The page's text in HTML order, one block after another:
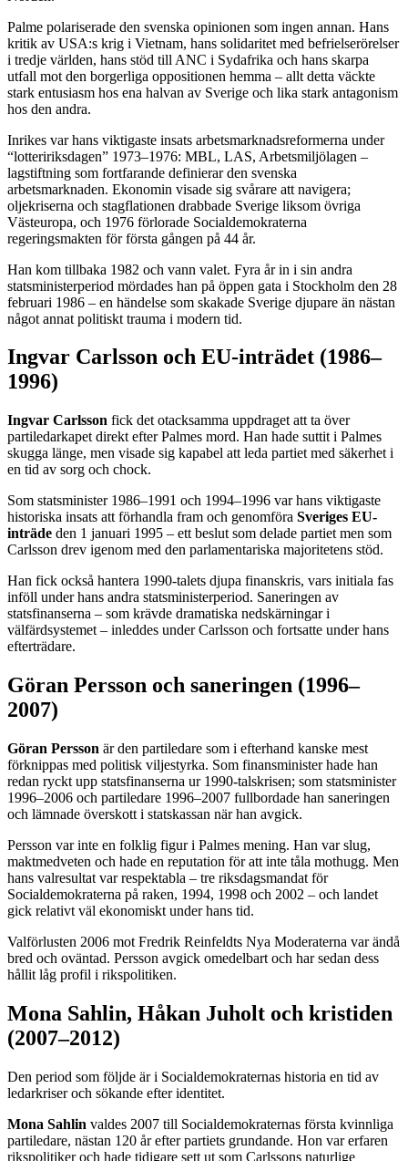
Palme polariserade den svenska opinionen som ingen annan. Hans
kritik av USA:s krig i Vietnam, hans solidaritet med befrielserörelser
i tredje världen, hans stöd till ANC i Sydafrika och hans skarpa
utfall mot den borgerliga oppositionen hemma – allt detta väckte
stark entusiasm hos ena halvan av Sverige och lika stark antagonism
hos den andra.
Inrikes var hans viktigaste insats arbetsmarknadsreformerna under
“lotteririksdagen” 1973–1976: MBL, LAS, Arbetsmiljölagen –
lagstiftning som fortfarande definierar den svenska
arbetsmarknaden. Ekonomin visade sig svårare att navigera;
oljekriserna och stagflationen drabbade Sverige liksom övriga
Västeuropa, och 1976 förlorade Socialdemokraterna
regeringsmakten för första gången på 44 år.
Han kom tillbaka 1982 och vann valet. Fyra år in i sin andra
statsministerperiod mördades han på öppen gata i Stockholm den 28
februari 1986 – en händelse som skakade Sverige djupare än nästan
något annat politiskt trauma i modern tid.
Ingvar Carlsson och EU-inträdet (1986–
1996)
Ingvar Carlsson fick det otacksamma uppdraget att ta över
partiledarkapet direkt efter Palmes mord. Han hade suttit i Palmes
skugga länge, men visade sig kapabel att leda partiet med säkerhet i
en tid av sorg och chock.
Som statsminister 1986–1991 och 1994–1996 var hans viktigaste
historiska insats att förhandla fram och genomföra Sveriges EU-
inträde den 1 januari 1995 – ett beslut som delade partiet men som
Carlsson drev igenom med den parlamentariska majoritetens stöd.
Han fick också hantera 1990-talets djupa finanskris, vars initiala fas
inföll under hans andra statsministerperiod. Saneringen av
statsfinanserna – som krävde dramatiska nedskärningar i
välfärdsystemet – inleddes under Carlsson och fortsatte under hans
efterträdare.
Göran Persson och saneringen (1996–
2007)
Göran Persson är den partiledare som i efterhand kanske mest
förknippas med politisk viljestyrka. Som finansminister hade han
redan ryckt upp statsfinanserna ur 1990-talskrisen; som statsminister
1996–2006 och partiledare 1996–2007 fullbordade han saneringen
och lämnade överskott i statskassan när han avgick.
Persson var inte en folklig figur i Palmes mening. Han var slug,
maktmedveten och hade en reputation för att inte tåla mothugg. Men
hans valresultat var respektabla – tre riksdagsmandat för
Socialdemokraterna på raken, 1994, 1998 och 2002 – och landet
gick relativt väl ekonomiskt under hans tid.
Valförlusten 2006 mot Fredrik Reinfeldts Nya Moderaterna var ändå
bred och oväntad. Persson avgick omedelbart och har sedan dess
hållit låg profil i rikspolitiken.
Mona Sahlin, Håkan Juholt och kristiden
(2007–2012)
Den period som följde är i Socialdemokraternas historia en tid av
ledarkriser och sökande efter identitet.
Mona Sahlin valdes 2007 till Socialdemokraternas första kvinnliga
partiledare, nästan 120 år efter partiets grundande. Hon var erfaren
rikspolitiker och hade tidigare sett ut som Carlssons naturlige